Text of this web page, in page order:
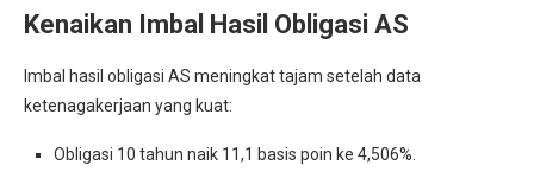
Kenaikan Imbal Hasil Obligasi AS
Imbal hasil obligasi AS meningkat tajam setelah data
ketenagakerjaan yang kuat:
Obligasi 10 tahun naik 11,1 basis poin ke 4,506%.